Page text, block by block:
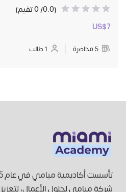
(0.0/ 0 تقيم)
US$7
5 محاضرة 1 طالب
شركة ميامي لحلول الأعمال، لتعزيز